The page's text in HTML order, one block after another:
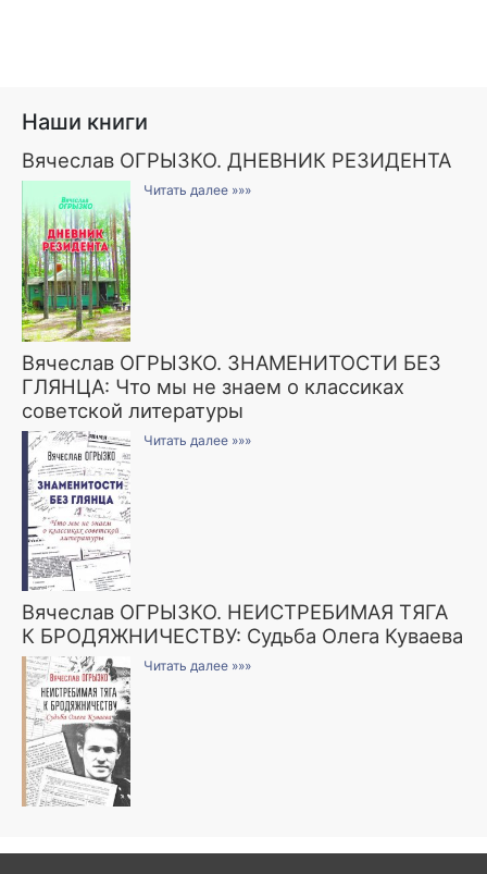
Наши книги
Вячеслав ОГРЫЗКО. ДНЕВНИК РЕЗИДЕНТА
Читать далее »»»
Вячеслав ОГРЫЗКО. ЗНАМЕНИТОСТИ БЕЗ
ГЛЯНЦА: Что мы не знаем о классиках
советской литературы
Читать далее »»»
Вячеслав ОГРЫЗКО. НЕИСТРЕБИМАЯ ТЯГА
К БРОДЯЖНИЧЕСТВУ: Судьба Олега Куваева
Читать далее »»»